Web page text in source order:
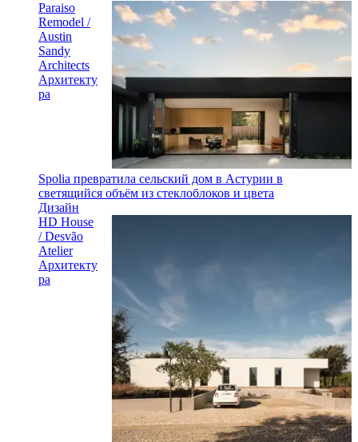
Paraiso
Remodel /
Austin
Sandy
Architects
Архитекту
ра
Spolia превратила сельский дом в Астурии в
светящийся объём из стеклоблоков и цвета
Дизайн
HD House
/ Desvão
Atelier
Архитекту
ра